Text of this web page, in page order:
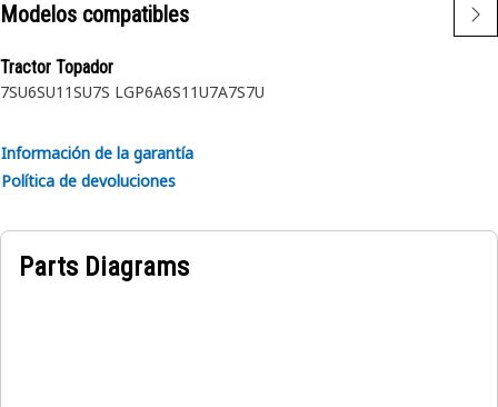
Modelos compatibles
Tractor Topador
7SU6SU11SU7S LGP6A6S11U7A7S7U
Información de la garantía
Política de devoluciones
Parts Diagrams